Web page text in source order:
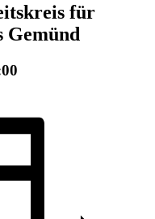
für
Gemünd